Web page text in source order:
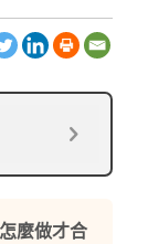
麼做才合